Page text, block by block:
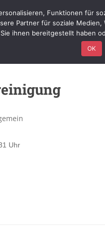
WIR ÜBER UNS
Uhr
Funktionen für
Partner für soziale
ihnen bereitgestellt haben
OK